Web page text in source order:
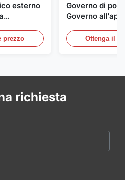
esterno
prezzo
Governo di
Governo
sensore
della porta
Ottenga il
richiesta